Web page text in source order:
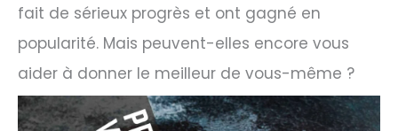
fait de sérieux progrès et ont gagné en
popularité. Mais peuvent-elles encore vous
aider à donner le meilleur de vous-même ?